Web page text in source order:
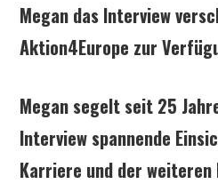
Megan das Interview
Aktion4Europe zur
Megan segelt seit 25
Interview spannende
Karriere und der weiteren